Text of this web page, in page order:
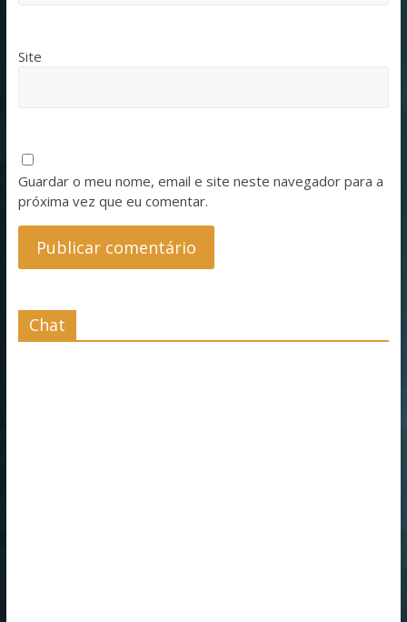
Site
Guardar o meu nome, email e site neste navegador para a
próxima vez que eu comentar.
Chat